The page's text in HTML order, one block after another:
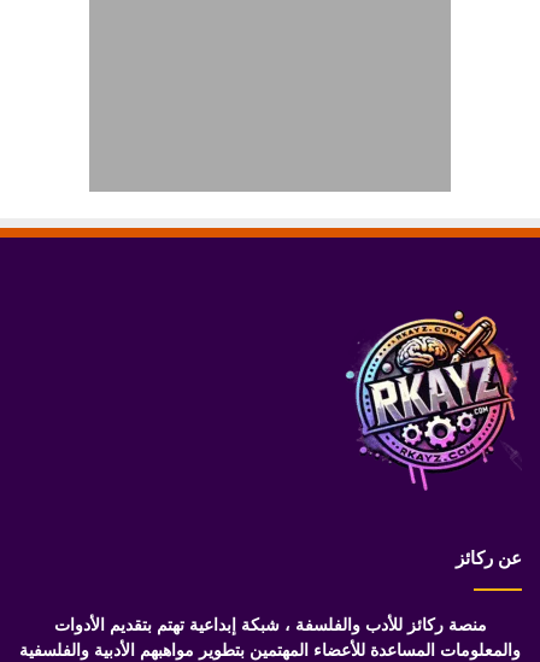
عن ركائز
منصة ركائز للأدب والفلسفة ، شبكة إبداعية تهتم بتقديم الأدوات
والمعلومات المساعدة للأعضاء المهتمين بتطوير مواهبهم الأدبية والفلسفية